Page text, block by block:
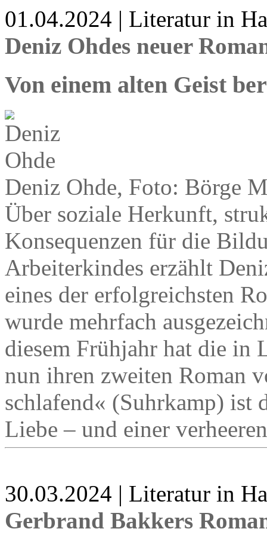
01.04.2024 | Literatur in
Deniz Ohdes neuer
Von einem alten Geist
Deniz Ohde, Foto: Börge
Über soziale Herkunft,
Konsequenzen für die
Arbeiterkindes erzählt
eines der erfolgreichsten
wurde mehrfach
diesem Frühjahr hat die in
nun ihren zweiten Roman
schlafend« (Suhrkamp) ist
Liebe – und einer
30.03.2024 | Literatur in
Gerbrand Bakkers